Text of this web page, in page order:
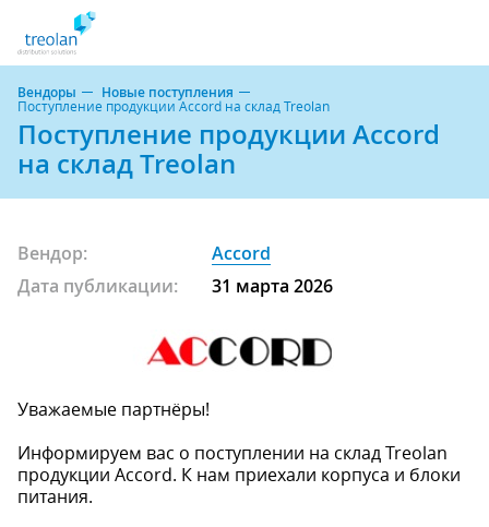
Вендоры Новые поступления
Поступление продукции Accord на склад Treolan
Поступление продукции Accord
на склад Treolan
Вендор:
Accord
Дата публикации:
31 марта 2026
Уважаемые партнёры!
Информируем вас о поступлении на склад Treolan
продукции Accord. К нам приехали корпуса и блоки
питания.